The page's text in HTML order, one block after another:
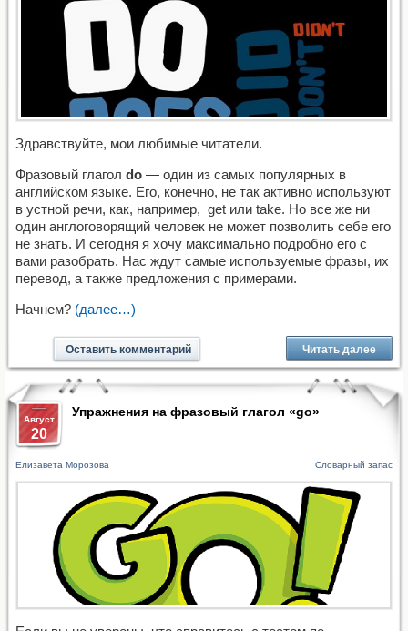
Здравствуйте, мои любимые читатели.
Фразовый глагол do — один из самых популярных в
английском языке. Его, конечно, не так активно используют
в устной речи, как, например, get или take. Но все же ни
один англоговорящий человек не может позволить себе его
не знать. И сегодня я хочу максимально подробно его с
вами разобрать. Нас ждут самые используемые фразы, их
перевод, а также предложения с примерами.
Начнем? (далее…)
Оставить комментарий Читать далее
Август
20
Упражнения на фразовый глагол «go»
Елизавета Морозова Словарный запас